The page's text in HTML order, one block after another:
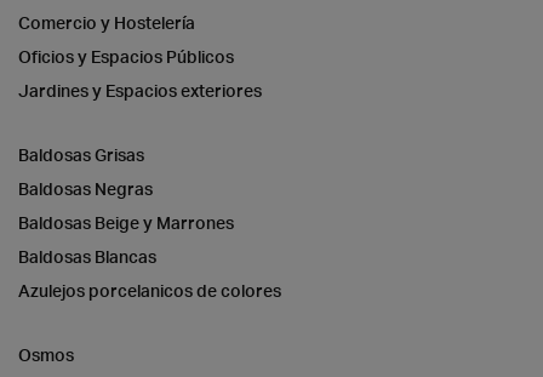
Comercio y Hostelería
Oficios y Espacios Públicos
Jardines y Espacios exteriores
Baldosas Grisas
Baldosas Negras
Baldosas Beige y Marrones
Baldosas Blancas
Azulejos porcelanicos de colores
Osmos